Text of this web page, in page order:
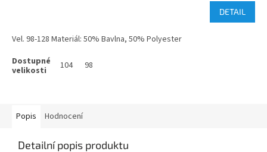
DETAIL
Vel. 98-128 Materiál: 50% Bavlna, 50% Polyester
104 98
Popis Hodnocení
Detailní popis produktu